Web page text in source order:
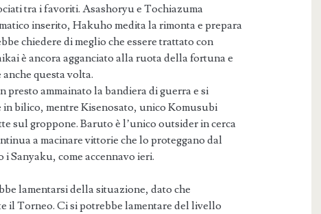
tra i favoriti. Asashoryu e Tochiazuma
inserito, Hakuho medita la rimonta e prepara
chiedere di meglio che essere trattato con
è ancora agganciato alla ruota della fortuna e
anche questa volta.
presto ammainato la bandiera di guerra e si
in bilico, mentre Kisenosato, unico Komusubi
sul groppone. Baruto è l’unico outsider in cerca
a macinare vittorie che lo proteggano dal
Sanyaku, come accennavo ieri.
lamentarsi della situazione, dato che
il Torneo. Ci si potrebbe lamentare del livello